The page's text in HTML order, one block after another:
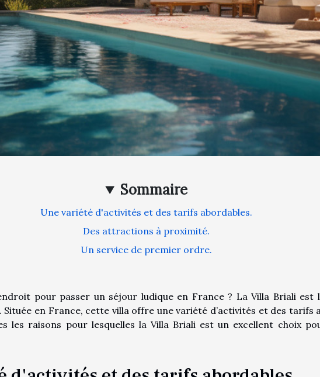
Sommaire
Une variété d'activités et des tarifs abordables.
Des attractions à proximité.
Un service de premier ordre.
pour passer un séjour ludique en France ? La Villa Briali est
Située en France, cette villa offre une variété d’activités et des tarifs
les raisons pour lesquelles la Villa Briali est un excellent choix